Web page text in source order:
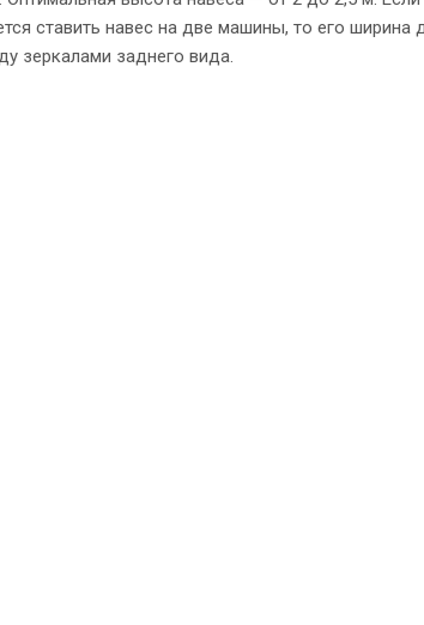
ставить навес на две машины, то его
зеркалами заднего вида.